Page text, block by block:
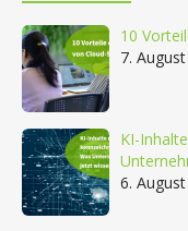
10
7. August
KI-
6. August